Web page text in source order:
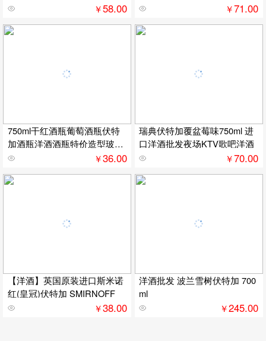
￥58.00
￥71.00
750ml干红酒瓶葡萄酒瓶伏特
加酒瓶洋酒酒瓶特价造型玻璃
酒瓶
￥36.00
瑞典伏特加覆盆莓味750ml 进
口洋酒批发夜场KTV歌吧洋酒
￥70.00
【洋酒】英国原装进口斯米诺
红(皇冠)伏特加 SMIRNOFF
￥38.00
洋酒批发 波兰雪树伏特加 700
ml
￥245.00